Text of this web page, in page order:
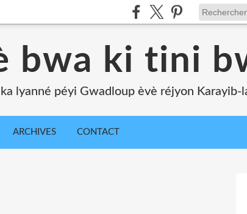
bwa ki tini
lyanné péyi Gwadloup èvè réjyon
ARCHIVES CONTACT